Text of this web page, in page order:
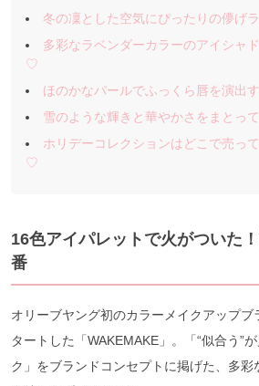
冬の凜とした空気にぴったりの儚げ
多彩なラベンダーカラーのアイシャ
♡
ほのかなパールでふっくら唇を演出
雪のような輝きと華やかさをまとっ
ホリデーコレクションはどこで売っ
♡
16色アイパレットで火がついた
番
オリーブヤング初のカラーメイクアップブ
タートした「WAKEMAKE」。「“似合う”
ク」をブランドコンセプトに掲げた、多彩